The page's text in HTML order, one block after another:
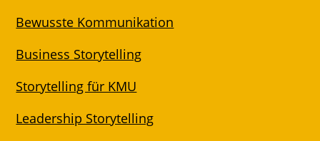
Bewusste Kommunikation
Business Storytelling
Storytelling für KMU
Leadership Storytelling